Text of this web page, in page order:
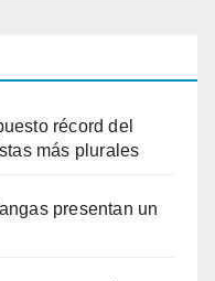
récord del
más plurales
presentan un